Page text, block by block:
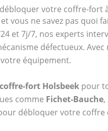
votre coffre-fort
ne savez pas quoi
et 7j/7, nos experts
défectueux.
équipement.
fort Holsbeek pour
comme Fichet-Bauche,
débloquer votre